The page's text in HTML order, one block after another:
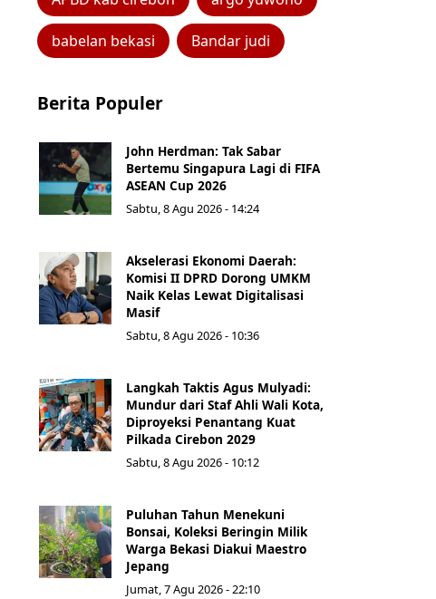
babelan bekasi Bandar judi
Berita Populer
John Herdman: Tak Sabar
Bertemu Singapura Lagi di FIFA
ASEAN Cup 2026
Sabtu, 8 Agu 2026 - 14:24
Akselerasi Ekonomi Daerah:
Komisi II DPRD Dorong UMKM
Naik Kelas Lewat Digitalisasi
Masif
Sabtu, 8 Agu 2026 - 10:36
Langkah Taktis Agus Mulyadi:
Mundur dari Staf Ahli Wali Kota,
Diproyeksi Penantang Kuat
Pilkada Cirebon 2029
Sabtu, 8 Agu 2026 - 10:12
Puluhan Tahun Menekuni
Bonsai, Koleksi Beringin Milik
Warga Bekasi Diakui Maestro
Jepang
Jumat, 7 Agu 2026 - 22:10